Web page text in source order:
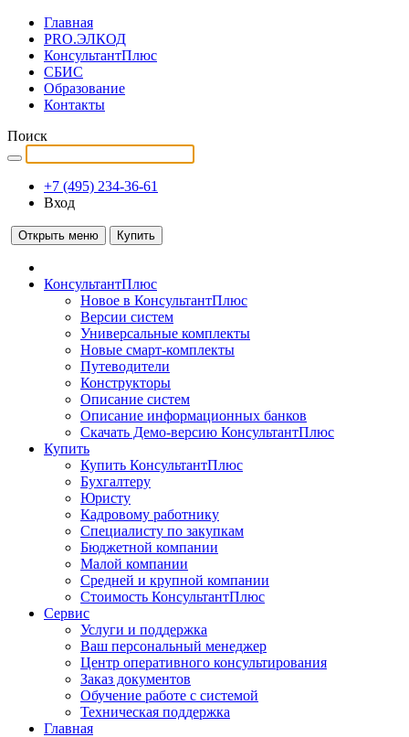
Главная
PRO.ЭЛКОД
КонсультантПлюс
СБИС
Образование
Контакты
Поиск
+7 (495) 234-36-61
Вход
Открыть меню Купить
КонсультантПлюс
Новое в КонсультантПлюс
Версии систем
Универсальные комплекты
Новые смарт-комплекты
Путеводители
Конструкторы
Описание систем
Описание информационных банков
Скачать Демо-версию КонсультантПлюс
Купить
Купить КонсультантПлюс
Бухгалтеру
Юристу
Кадровому работнику
Специалисту по закупкам
Бюджетной компании
Малой компании
Средней и крупной компании
Стоимость КонсультантПлюс
Сервис
Услуги и поддержка
Ваш персональный менеджер
Центр оперативного консультирования
Заказ документов
Обучение работе с системой
Техническая поддержка
Главная